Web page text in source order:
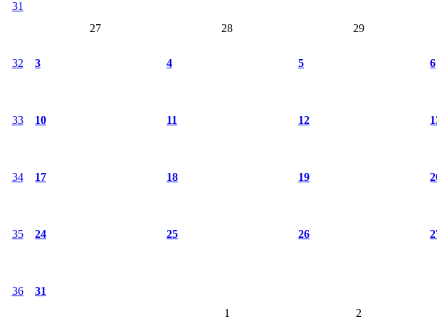
31
27
28 29
32 3 4 5 6
33 10 11 12
34 17 18 19
35 24 25 26
36
31
1
2